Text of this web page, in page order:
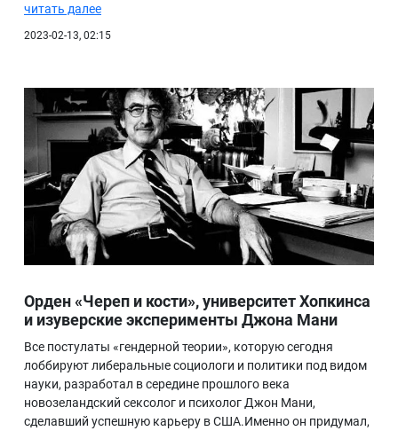
читать далее
2023-02-13, 02:15
Орден «Череп и кости», университет Хопкинса
и изуверские эксперименты Джона Мани
Все постулаты «гендерной теории», которую сегодня
лоббируют либеральные социологи и политики под видом
науки, разработал в середине прошлого века
новозеландский сексолог и психолог Джон Мани,
сделавший успешную карьеру в США.Именно он придумал,